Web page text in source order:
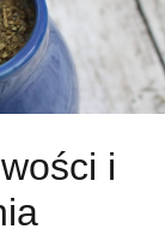
i